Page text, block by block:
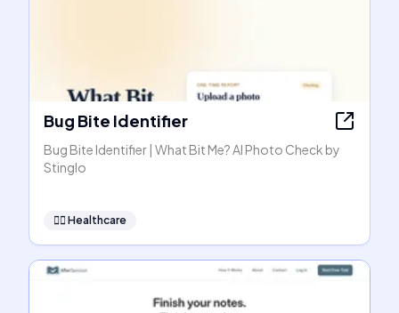
Bug Bite Identifier
Bug Bite Identifier | What Bit Me? AI Photo Check by
Stinglo
👩‍⚕️ Healthcare